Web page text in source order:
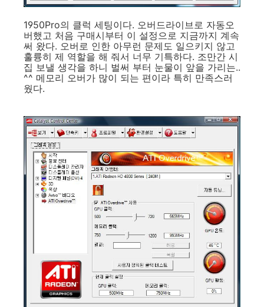
1950Pro의 클럭 세팅이다. 오버드라이브로 자동오
버했고 처음 구매시부터 이 설정으로 지금까지 계속
써 왔다. 오버로 인한 아무런 문제도 일으키지 않고
훌륭히 제 역할을 해 줘서 너무 기특하다. 조만간 시
집 보낼 생각을 하니 벌써 부터 눈물이 앞을 가리는..
^^ 메모리 오버가 많이 되는 편이라 특히 만족스러
웠다.